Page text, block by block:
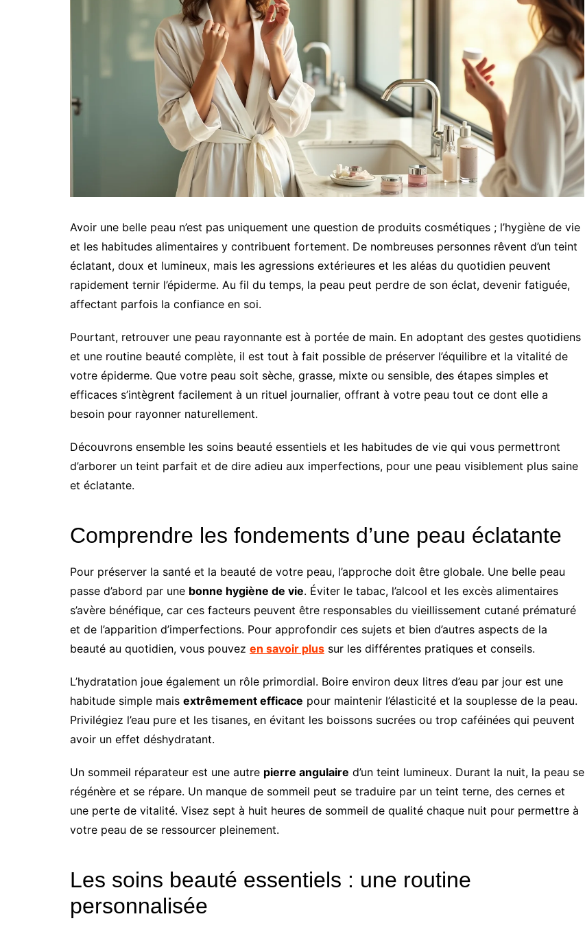
Avoir une belle peau n’est pas uniquement une question de produits cosmétiques ; l’hygiène de vie
et les habitudes alimentaires y contribuent fortement. De nombreuses personnes rêvent d’un teint
éclatant, doux et lumineux, mais les agressions extérieures et les aléas du quotidien peuvent
rapidement ternir l’épiderme. Au fil du temps, la peau peut perdre de son éclat, devenir fatiguée,
affectant parfois la confiance en soi.
Pourtant, retrouver une peau rayonnante est à portée de main. En adoptant des gestes quotidiens
et une routine beauté complète, il est tout à fait possible de préserver l’équilibre et la vitalité de
votre épiderme. Que votre peau soit sèche, grasse, mixte ou sensible, des étapes simples et
efficaces s’intègrent facilement à un rituel journalier, offrant à votre peau tout ce dont elle a
besoin pour rayonner naturellement.
Découvrons ensemble les soins beauté essentiels et les habitudes de vie qui vous permettront
d’arborer un teint parfait et de dire adieu aux imperfections, pour une peau visiblement plus saine
et éclatante.
Comprendre les fondements d’une peau éclatante
Pour préserver la santé et la beauté de votre peau, l’approche doit être globale. Une belle peau
passe d’abord par une bonne hygiène de vie. Éviter le tabac, l’alcool et les excès alimentaires
s’avère bénéfique, car ces facteurs peuvent être responsables du vieillissement cutané prématuré
et de l’apparition d’imperfections. Pour approfondir ces sujets et bien d’autres aspects de la
beauté au quotidien, vous pouvez en savoir plus sur les différentes pratiques et conseils.
L’hydratation joue également un rôle primordial. Boire environ deux litres d’eau par jour est une
habitude simple mais extrêmement efficace pour maintenir l’élasticité et la souplesse de la peau.
Privilégiez l’eau pure et les tisanes, en évitant les boissons sucrées ou trop caféinées qui peuvent
avoir un effet déshydratant.
Un sommeil réparateur est une autre pierre angulaire d’un teint lumineux. Durant la nuit, la peau se
régénère et se répare. Un manque de sommeil peut se traduire par un teint terne, des cernes et
une perte de vitalité. Visez sept à huit heures de sommeil de qualité chaque nuit pour permettre à
votre peau de se ressourcer pleinement.
Les soins beauté essentiels : une routine
personnalisée